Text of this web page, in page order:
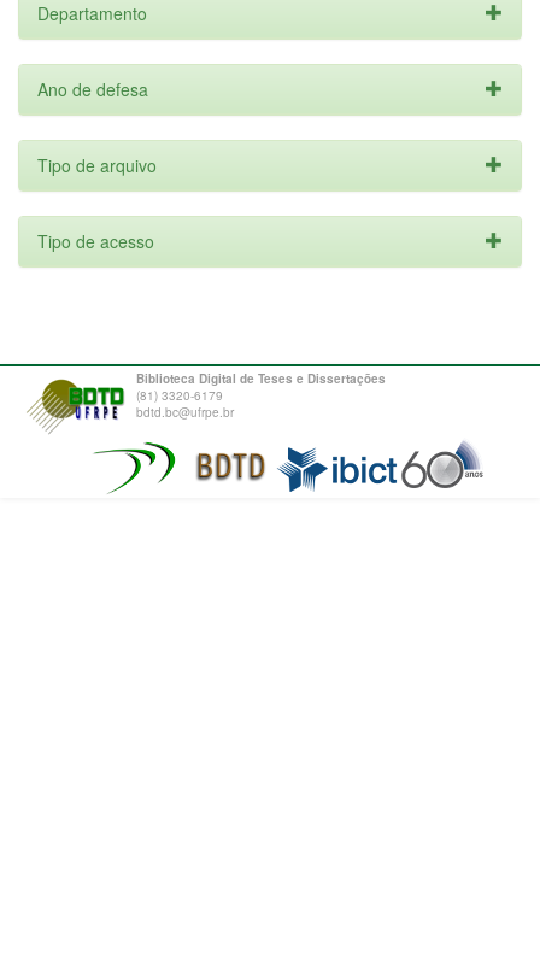
Departamento
Ano de defesa
Tipo de arquivo
Tipo de acesso
Biblioteca Digital de Teses e Dissertações
(81) 3320-6179
bdtd.bc@ufrpe.br